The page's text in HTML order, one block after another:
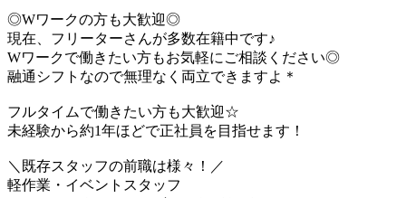
◎Wワークの方も大歓迎◎
現在、フリーターさんが多数在籍中です♪
Wワークで働きたい方もお気軽にご相談ください◎
融通シフトなので無理なく両立できますよ＊
フルタイムで働きたい方も大歓迎☆
未経験から約1年ほどで正社員を目指せます！
＼既存スタッフの前職は様々！／
軽作業・イベントスタッフ